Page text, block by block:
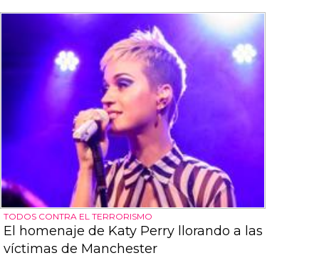
TODOS CONTRA EL TERRORISMO
El homenaje de Katy Perry llorando a las
víctimas de Manchester